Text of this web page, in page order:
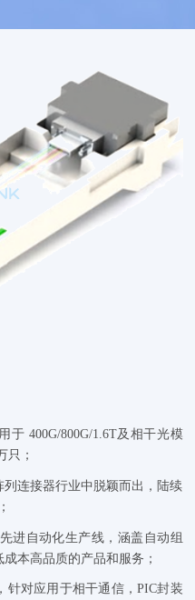
于 400G/800G/1.6T及相干光模
只；
列连接器行业中脱颖而出，陆续
进自动化生产线，涵盖自动组
本高品质的产品和服务；
针对应用于相干通信，PIC封装